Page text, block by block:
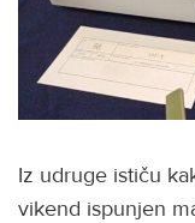
Iz udruge ističu
vikend ispunjen